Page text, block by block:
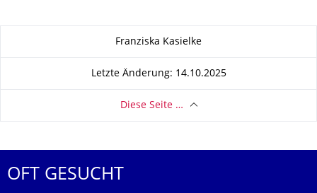
Franziska Kasielke
Letzte Änderung: 14.10.2025
Diese Seite …
OFT GESUCHT